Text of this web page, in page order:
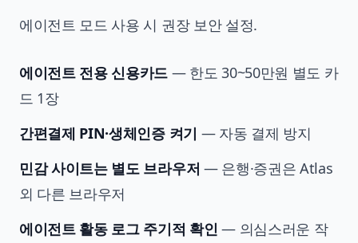
에이전트 모드 사용 시 권장 보안 설정.
에이전트 전용 신용카드 — 한도 30~50만원 별도 카
드 1장
간편결제 PIN·생체인증 켜기 — 자동 결제 방지
민감 사이트는 별도 브라우저 — 은행·증권은 Atlas
외 다른 브라우저
에이전트 활동 로그 주기적 확인 — 의심스러운 작